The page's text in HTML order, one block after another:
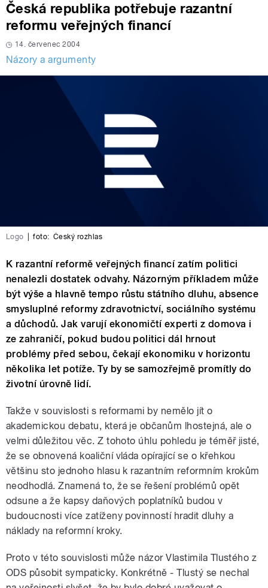
Česká republika potřebuje razantní
reformu veřejných financí
14. červenec 2004
Názory a argumenty
Logo foto: Český rozhlas
K razantní reformě veřejných financí zatím politici
nenalezli dostatek odvahy. Názorným příkladem může
být výše a hlavně tempo růstu státního dluhu, absence
smysluplné reformy zdravotnictví, sociálního systému
a důchodů. Jak varují ekonomičtí experti z domova i
ze zahraničí, pokud budou politici dál hrnout
problémy před sebou, čekají ekonomiku v horizontu
několika let potíže. Ty by se samozřejmě promítly do
životní úrovně lidí.
Takže v souvislosti s reformami by nemělo jít o
akademickou debatu, která je občanům lhostejná, ale o
velmi důležitou věc. Z tohoto úhlu pohledu je téměř jisté,
že se obnovená koaliční vláda opírající se o křehkou
většinu sto jednoho hlasu k razantním reformním krokům
neodhodlá. Znamená to, že se řešení problémů opět
odsune a že kapsy daňových poplatníků budou v
budoucnosti více zatíženy povinností hradit dluhy a
náklady na reformní kroky.
Proto v této souvislosti může názor Vlastimila Tlustého z
ODS působit sympaticky. Konkrétně - Tlustý se nechal